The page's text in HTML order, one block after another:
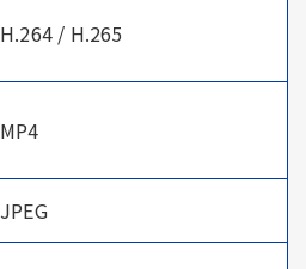
H.264 / H.265
MP4
JPEG